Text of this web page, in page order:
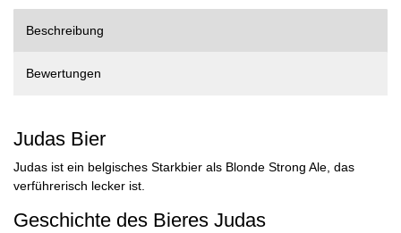
Beschreibung
Bewertungen
Judas Bier
Judas ist ein belgisches Starkbier als Blonde Strong Ale, das
verführerisch lecker ist.
Geschichte des Bieres Judas